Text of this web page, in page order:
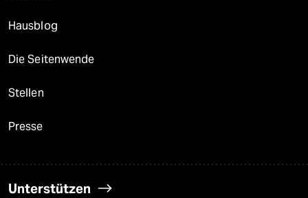
Hausblog
Die Seitenwende
Stellen
Presse
Unterstützen